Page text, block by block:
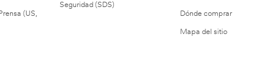
(US,
Seguridad (SDS)
Dónde comprar
Mapa del sitio